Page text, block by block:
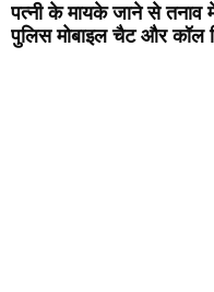
पत्नी के मायके जाने से
पुलिस मोबाइल चैट और कॉल